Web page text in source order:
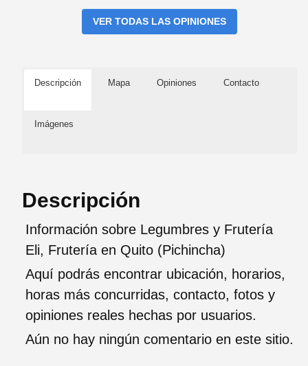
VER TODAS LAS OPINIONES
Descripción Mapa Opiniones Contacto
Imágenes
Descripción
Información sobre Legumbres y Frutería
Eli, Frutería en Quito (Pichincha)
Aquí podrás encontrar ubicación, horarios,
horas más concurridas, contacto, fotos y
opiniones reales hechas por usuarios.
Aún no hay ningún comentario en este sitio.